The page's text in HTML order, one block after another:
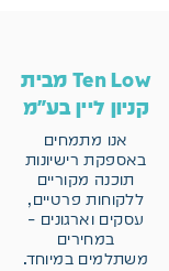
Ten Low מבית
קניון ליין בע"מ
אנו מתמחים
באספקת רישיונות
תוכנה מקוריים
ללקוחות פרטיים,
עסקים וארגונים –
במחירים
משתלמים במיוחד.